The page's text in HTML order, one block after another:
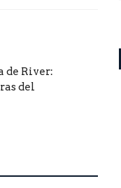
de River:
del